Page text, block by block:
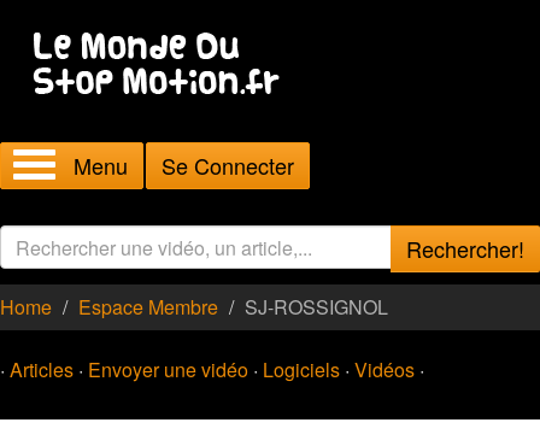
Menu Se Connecter
Rechercher!
Home Espace Membre SJ-ROSSIGNOL
· Articles · Envoyer une vidéo · Logiciels · Vidéos ·